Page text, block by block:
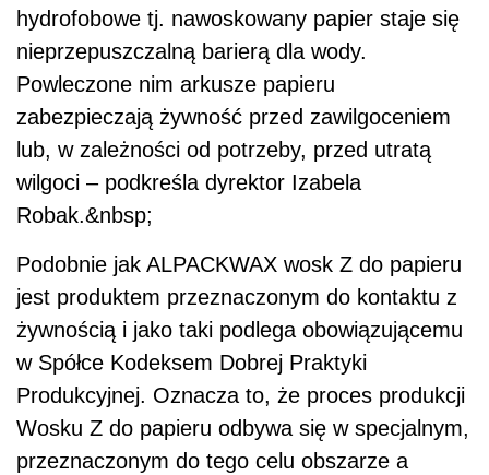
hydrofobowe tj. nawoskowany papier staje się
nieprzepuszczalną barierą dla wody.
Powleczone nim arkusze papieru
zabezpieczają żywność przed zawilgoceniem
lub, w zależności od potrzeby, przed utratą
wilgoci – podkreśla dyrektor Izabela
Robak.&nbsp;
Podobnie jak ALPACKWAX wosk Z do papieru
jest produktem przeznaczonym do kontaktu z
żywnością i jako taki podlega obowiązującemu
w Spółce Kodeksem Dobrej Praktyki
Produkcyjnej. Oznacza to, że proces produkcji
Wosku Z do papieru odbywa się w specjalnym,
przeznaczonym do tego celu obszarze a